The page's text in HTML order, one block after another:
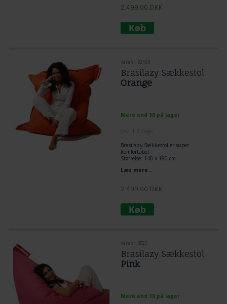
2.499,00 DKK
Varenr. BZY80
Brasilazy Sækkestol
Orange
Mere end 10 på lager
Brasilazy Sækkestol er super
komfortabel
Størrelse: 140 x 180 cm
Farve: ORANGE
Læs mere...
2.499,00 DKK
Varenr. BR25
Brasilazy Sækkestol
Pink
Mere end 10 på lager